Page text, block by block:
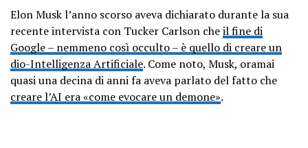
Elon Musk l’anno scorso aveva dichiarato durante la sua
recente intervista con Tucker Carlson cheil fine di
Google – nemmeno così occulto – è quello di creare un
dio-Intelligenza Artificiale. Come noto, Musk, oramai
quasi una decina di anni fa aveva parlato del fatto che
creare l’AI era «come evocare un demone».